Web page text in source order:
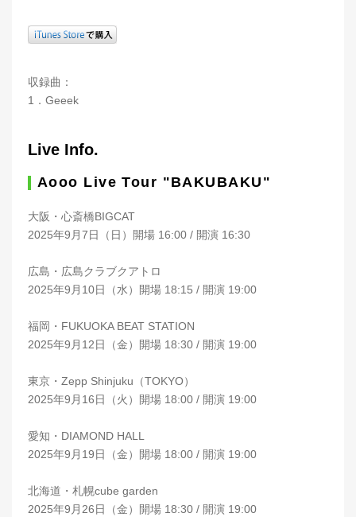
収録曲：
1．Geeek
Live Info.
Aooo Live Tour "BAKUBAKU"
大阪・心斎橋BIGCAT
2025年9月7日（日）開場 16:00 / 開演 16:30
広島・広島クラブクアトロ
2025年9月10日（水）開場 18:15 / 開演 19:00
福岡・FUKUOKA BEAT STATION
2025年9月12日（金）開場 18:30 / 開演 19:00
東京・Zepp Shinjuku（TOKYO）
2025年9月16日（火）開場 18:00 / 開演 19:00
愛知・DIAMOND HALL
2025年9月19日（金）開場 18:00 / 開演 19:00
北海道・札幌cube garden
2025年9月26日（金）開場 18:30 / 開演 19:00